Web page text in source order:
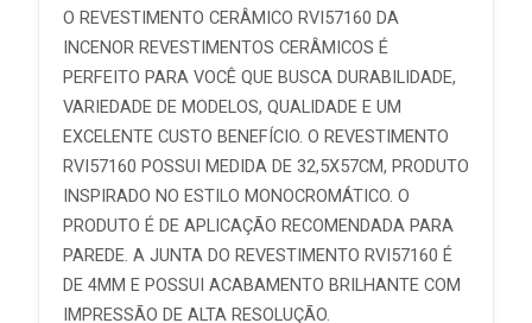
O REVESTIMENTO CERÂMICO RVI57160 DA
INCENOR REVESTIMENTOS CERÂMICOS É
PERFEITO PARA VOCÊ QUE BUSCA DURABILIDADE,
VARIEDADE DE MODELOS, QUALIDADE E UM
EXCELENTE CUSTO BENEFÍCIO. O REVESTIMENTO
RVI57160 POSSUI MEDIDA DE 32,5X57CM, PRODUTO
INSPIRADO NO ESTILO MONOCROMÁTICO. O
PRODUTO É DE APLICAÇÃO RECOMENDADA PARA
PAREDE. A JUNTA DO REVESTIMENTO RVI57160 É
DE 4MM E POSSUI ACABAMENTO BRILHANTE COM
IMPRESSÃO DE ALTA RESOLUÇÃO.